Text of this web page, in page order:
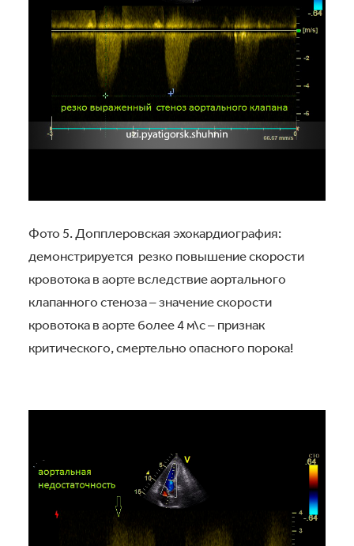
Фото 5. Допплеровская эхокардиография:
демонстрируется резко повышение скорости
кровотока в аорте вследствие аортального
клапанного стеноза – значение скорости
кровотока в аорте более 4 м\с – признак
критического, смертельно опасного порока!